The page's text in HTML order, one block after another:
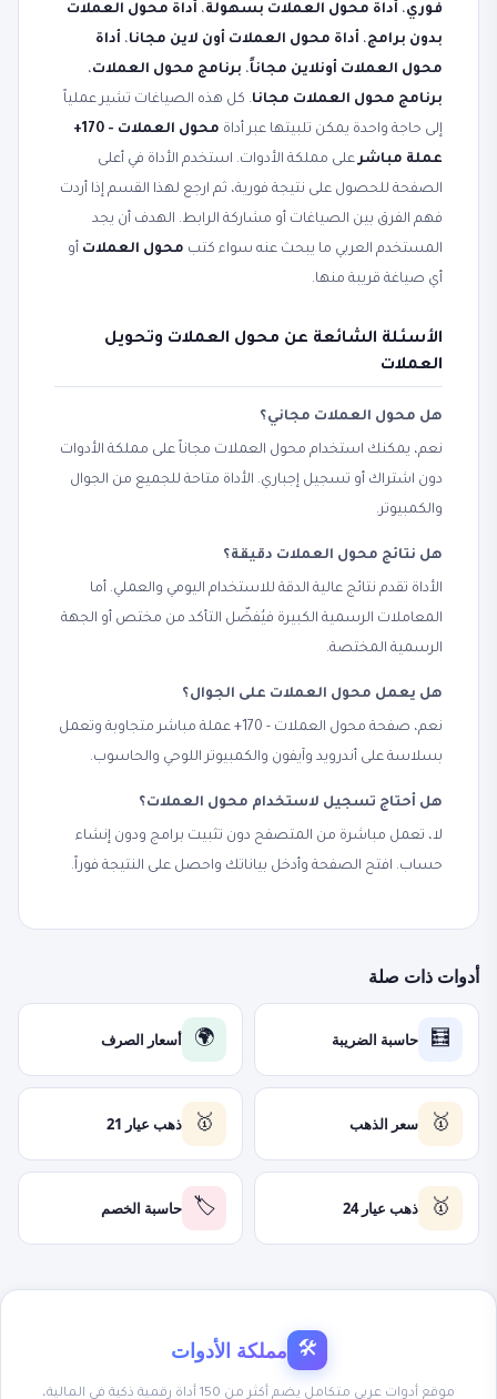
فوري، أداة محول العملات بسهولة، أداة محول العملات
بدون برامج، أداة محول العملات أون لاين مجانا، أداة
محول العملات أونلاين مجاناً، برنامج محول العملات،
برنامج محول العملات مجانا. كل هذه الصياغات تشير عملياً
إلى حاجة واحدة يمكن تلبيتها عبر أداة
محول العملات - 170+
عملة مباشرعلى مملكة الأدوات. استخدم الأداة في أعلى
الصفحة للحصول على نتيجة فورية، ثم ارجع لهذا القسم إذا أردت
فهم الفرق بين الصياغات أو مشاركة الرابط. الهدف أن يجد
المستخدم العربي ما يبحث عنه سواء كتب محول العملات أو
أي صياغة قريبة منها.
الأسئلة الشائعة عن محول العملات وتحويل
العملات
هل محول العملات مجاني؟
نعم، يمكنك استخدام محول العملات مجاناً على مملكة الأدوات
دون اشتراك أو تسجيل إجباري. الأداة متاحة للجميع من الجوال
والكمبيوتر.
هل نتائج محول العملات دقيقة؟
الأداة تقدم نتائج عالية الدقة للاستخدام اليومي والعملي. أما
المعاملات الرسمية الكبيرة فيُفضّل التأكد من مختص أو الجهة
الرسمية المختصة.
هل يعمل محول العملات على الجوال؟
نعم، صفحة محول العملات - 170+ عملة مباشر متجاوبة وتعمل
بسلاسة على أندرويد وآيفون والكمبيوتر اللوحي والحاسوب.
هل أحتاج تسجيل لاستخدام محول العملات؟
لا، تعمل مباشرة من المتصفح دون تثبيت برامج ودون إنشاء
حساب. افتح الصفحة وأدخل بياناتك واحصل على النتيجة فوراً.
أدوات ذات صلة
🧮 حاسبة الضريبة 🌍 أسعار الصرف
🥇 سعر الذهب 🥇 ذهب عيار 21
🥇 ذهب عيار 24 🏷️ حاسبة الخصم
🛠 مملكة الأدوات
موقع أدوات عربي متكامل يضم أكثر من 150 أداة رقمية ذكية في المالية،